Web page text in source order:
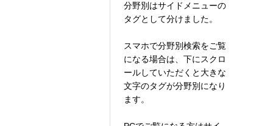
分野別はサイドメニューの
タグとして分けました。
スマホで分野別検索をご覧
になる場合は、下にスクロ
ールしていただくと大きな
文字のタグが分野別になり
ます。